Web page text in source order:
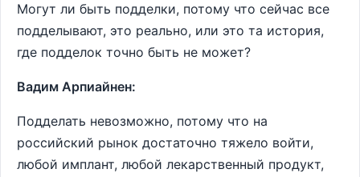
Могут ли быть подделки, потому что сейчас все
подделывают, это реально, или это та история,
где подделок точно быть не может?
Вадим Арпиайнен:
Подделать невозможно, потому что на
российский рынок достаточно тяжело войти,
любой имплант, любой лекарственный продукт,